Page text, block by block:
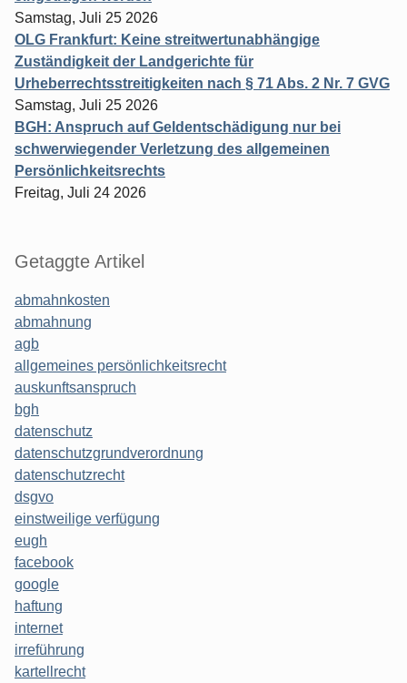
Samstag, Juli 25 2026
OLG Frankfurt: Keine streitwertunabhängige
Zuständigkeit der Landgerichte für
Urheberrechtsstreitigkeiten nach § 71 Abs. 2 Nr. 7 GVG
Samstag, Juli 25 2026
BGH: Anspruch auf Geldentschädigung nur bei
schwerwiegender Verletzung des allgemeinen
Persönlichkeitsrechts
Freitag, Juli 24 2026
Getaggte Artikel
abmahnkosten
abmahnung
agb
allgemeines persönlichkeitsrecht
auskunftsanspruch
bgh
datenschutz
datenschutzgrundverordnung
datenschutzrecht
dsgvo
einstweilige verfügung
eugh
facebook
google
haftung
internet
irreführung
kartellrecht